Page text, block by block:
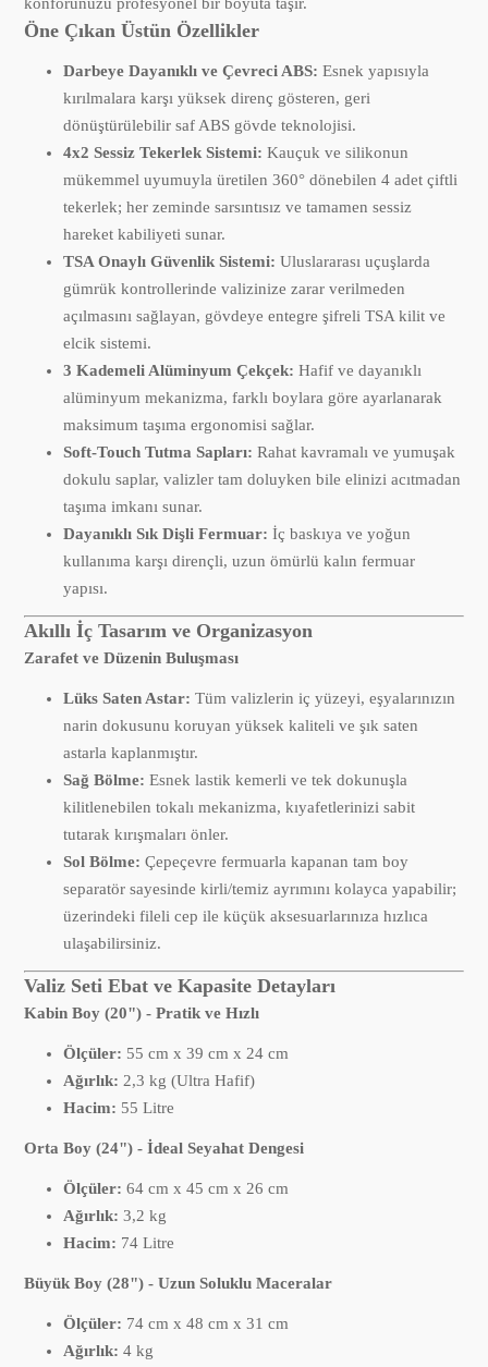
Öne Çıkan Üstün Özellikler
Darbeye Dayanıklı ve Çevreci ABS: Esnek yapısıyla
kırılmalara karşı yüksek direnç gösteren, geri
dönüştürülebilir saf ABS gövde teknolojisi.
4x2 Sessiz Tekerlek Sistemi: Kauçuk ve silikonun
mükemmel uyumuyla üretilen 360° dönebilen 4 adet çiftli
tekerlek; her zeminde sarsıntısız ve tamamen sessiz
hareket kabiliyeti sunar.
TSA Onaylı Güvenlik Sistemi: Uluslararası uçuşlarda
gümrük kontrollerinde valizinize zarar verilmeden
açılmasını sağlayan, gövdeye entegre şifreli TSA kilit ve
elcik sistemi.
3 Kademeli Alüminyum Çekçek: Hafif ve dayanıklı
alüminyum mekanizma, farklı boylara göre ayarlanarak
maksimum taşıma ergonomisi sağlar.
Soft-Touch Tutma Sapları: Rahat kavramalı ve yumuşak
dokulu saplar, valizler tam doluyken bile elinizi acıtmadan
taşıma imkanı sunar.
Dayanıklı Sık Dişli Fermuar: İç baskıya ve yoğun
kullanıma karşı dirençli, uzun ömürlü kalın fermuar
yapısı.
Akıllı İç Tasarım ve Organizasyon
Zarafet ve Düzenin Buluşması
Lüks Saten Astar: Tüm valizlerin iç yüzeyi, eşyalarınızın
narin dokusunu koruyan yüksek kaliteli ve şık saten
astarla kaplanmıştır.
Sağ Bölme: Esnek lastik kemerli ve tek dokunuşla
kilitlenebilen tokalı mekanizma, kıyafetlerinizi sabit
tutarak kırışmaları önler.
Sol Bölme: Çepeçevre fermuarla kapanan tam boy
separatör sayesinde kirli/temiz ayrımını kolayca yapabilir;
üzerindeki fileli cep ile küçük aksesuarlarınıza hızlıca
ulaşabilirsiniz.
Valiz Seti Ebat ve Kapasite Detayları
Kabin Boy (20") - Pratik ve Hızlı
Ölçüler: 55 cm x 39 cm x 24 cm
Ağırlık: 2,3 kg (Ultra Hafif)
Hacim: 55 Litre
Orta Boy (24") - İdeal Seyahat Dengesi
Ölçüler: 64 cm x 45 cm x 26 cm
Ağırlık: 3,2 kg
Hacim: 74 Litre
Büyük Boy (28") - Uzun Soluklu Maceralar
Ölçüler: 74 cm x 48 cm x 31 cm
Ağırlık: 4 kg